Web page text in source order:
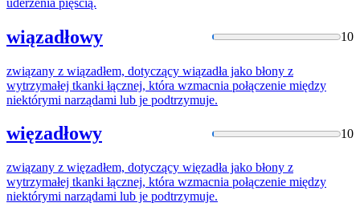
wiązadłowy 10
związany z wiązadłem, dotyczący wiązadła jako błony z
wytrzymałej tkanki łącznej, która wzmacnia połączenie między
niektórymi narządami lub je podtrzymuje.
więzadłowy 10
związany z więzadłem, dotyczący więzadła jako błony z
wytrzymałej tkanki łącznej, która wzmacnia połączenie między
niektórymi narządami lub je podtrzymuje.